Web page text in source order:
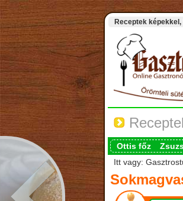
Receptek
Ottis főz
Itt vagy: